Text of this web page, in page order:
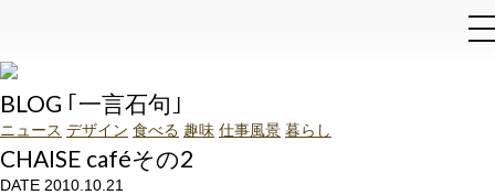
BLOG ｢一言石句｣
ニュース デザイン 食べる 趣味 仕事風景 暮らし
CHAISE caféその2
DATE 2010.10.21